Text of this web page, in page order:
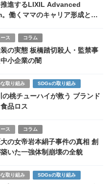
進するLIXIL Advanced
働くママのキャリア形成と私
ス コラム
踏切殺人・監禁事
小企業の闇
取り組み SDGsの取り組み
の桃チューハイが救う ブランド
品ロス
ス コラム
の女帝岩本絹子事件の真相 創
いた一強体制崩壊の全貌
取り組み SDGsの取り組み